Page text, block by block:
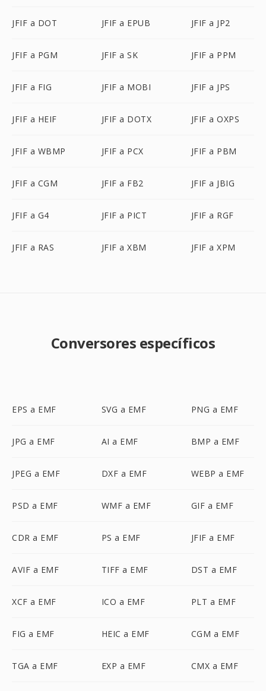
JFIF a DOT JFIF a EPUB JFIF a JP2
JFIF a PGM JFIF a SK JFIF a PPM
JFIF a FIG JFIF a MOBI JFIF a JPS
JFIF a HEIF JFIF a DOTX JFIF a OXPS
JFIF a WBMP JFIF a PCX JFIF a PBM
JFIF a CGM JFIF a FB2 JFIF a JBIG
JFIF a G4 JFIF a PICT JFIF a RGF
JFIF a RAS JFIF a XBM JFIF a XPM
Conversores específicos
EPS a EMF SVG a EMF PNG a EMF
JPG a EMF AI a EMF BMP a EMF
JPEG a EMF DXF a EMF WEBP a EMF
PSD a EMF WMF a EMF GIF a EMF
CDR a EMF PS a EMF JFIF a EMF
AVIF a EMF TIFF a EMF DST a EMF
XCF a EMF ICO a EMF PLT a EMF
FIG a EMF HEIC a EMF CGM a EMF
TGA a EMF EXP a EMF CMX a EMF